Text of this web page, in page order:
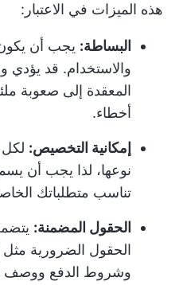
هذه الميزات في الاعتبار:
البساطة: يجب أن
والاستخدام. قد يؤدي
المعقدة إلى صعوبة
أخطاء.
إمكانية التخصيص:
نوعها، لذا يجب أن
تناسب متطلباتك
الحقول المضمنة:
الحقول الضرورية مثل
وشروط الدفع ووصف